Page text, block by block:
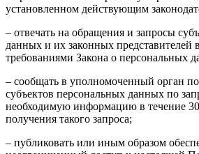
установленном действующим
– отвечать на обращения и запросы
данных и их законных представителей
требованиями Закона о персональных
– сообщать в уполномоченный орган
субъектов персональных данных по
необходимую информацию в течение
получения такого запроса;
– публиковать или иным образом